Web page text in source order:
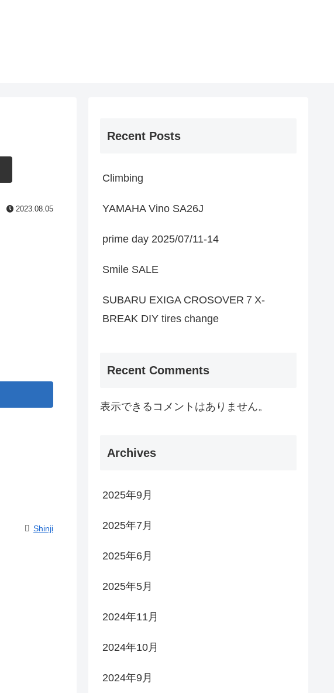
2023.08.05
Shinji
Recent Posts
Climbing
YAMAHA Vino SA26J
prime day 2025/07/11-14
Smile SALE
SUBARU EXIGA CROSOVER７X-
BREAK DIY tires change
Recent Comments
表示できるコメントはありません。
Archives
2025年9月
2025年7月
2025年6月
2025年5月
2024年11月
2024年10月
2024年9月